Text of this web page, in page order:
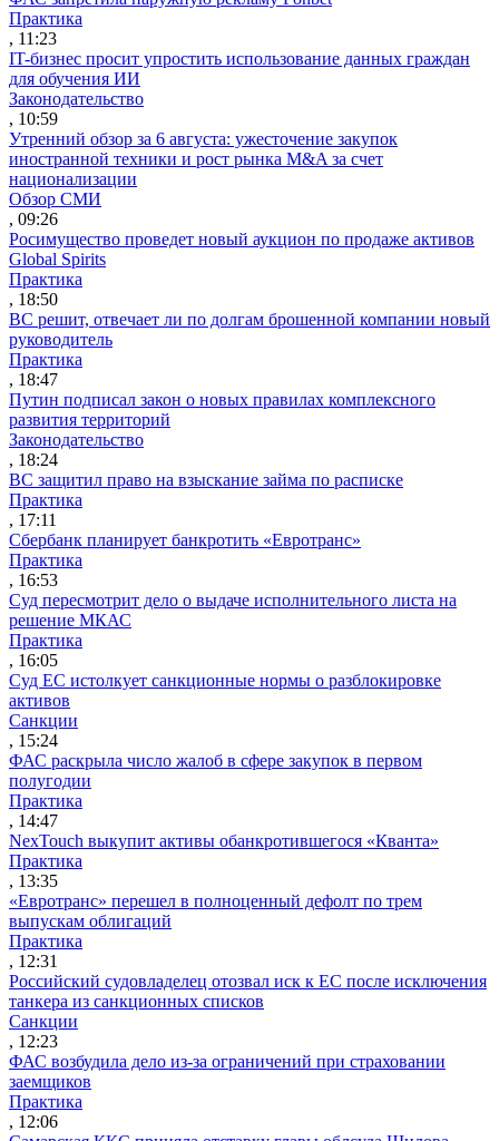
Практика
, 11:23
IT-бизнес просит упростить использование данных граждан
для обучения ИИ
Законодательство
, 10:59
Утренний обзор за 6 августа: ужесточение закупок
иностранной техники и рост рынка M&A за счет
национализации
Обзор СМИ
, 09:26
Росимущество проведет новый аукцион по продаже активов
Global Spirits
Практика
, 18:50
ВС решит, отвечает ли по долгам брошенной компании новый
руководитель
Практика
, 18:47
Путин подписал закон о новых правилах комплексного
развития территорий
Законодательство
, 18:24
ВС защитил право на взыскание займа по расписке
Практика
, 17:11
Сбербанк планирует банкротить «Евротранс»
Практика
, 16:53
Суд пересмотрит дело о выдаче исполнительного листа на
решение МКАС
Практика
, 16:05
Суд ЕС истолкует санкционные нормы о разблокировке
активов
Санкции
, 15:24
ФАС раскрыла число жалоб в сфере закупок в первом
полугодии
Практика
, 14:47
NexTouch выкупит активы обанкротившегося «Кванта»
Практика
, 13:35
«Евротранс» перешел в полноценный дефолт по трем
выпускам облигаций
Практика
, 12:31
Российский судовладелец отозвал иск к ЕС после исключения
танкера из санкционных списков
Санкции
, 12:23
ФАС возбудила дело из-за ограничений при страховании
заемщиков
Практика
, 12:06